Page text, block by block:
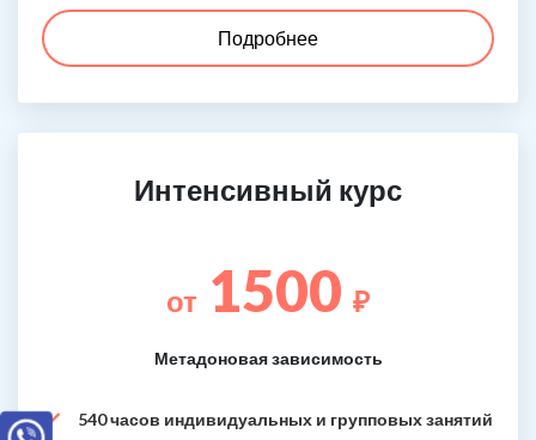
Подробнее
Интенсивный курс
от 1500 ₽
Метадоновая зависимость
540 часов индивидуальных и групповых занятий